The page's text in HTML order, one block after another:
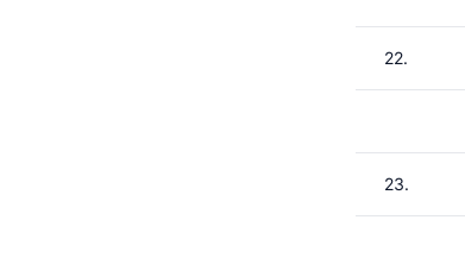
22.
23.